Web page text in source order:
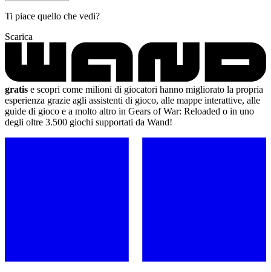
Ti piace quello che vedi?
Scarica
gratis e scopri come milioni di giocatori hanno migliorato la propria
esperienza grazie agli assistenti di gioco, alle mappe interattive, alle
guide di gioco e a molto altro in Gears of War: Reloaded o in uno
degli oltre 3.500 giochi supportati da Wand!